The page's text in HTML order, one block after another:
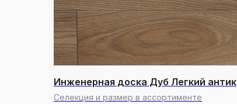
Инженерная доска Дуб Легкий антик
Селекция и размер в ассортименте